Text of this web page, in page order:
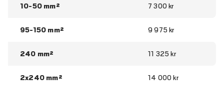
10-50 mm² 7 300 kr
95-150 mm² 9 975 kr
240 mm² 11 325 kr
2x240 mm² 14 000 kr